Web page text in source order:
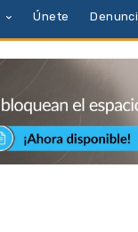
Únete